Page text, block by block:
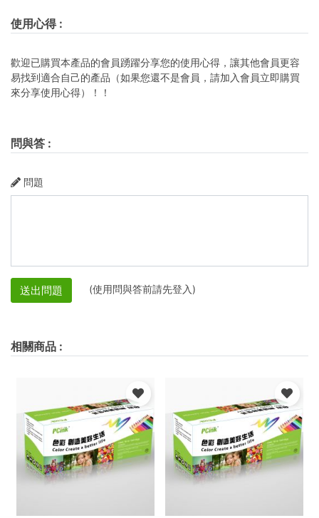
使用心得:
歡迎已購買本產品的會員踴躍分享您的使用心得，讓其他會員更容
易找到適合自己的產品（如果您還不是會員，請加入會員立即購買
來分享使用心得）！！
問與答 :
問題
送出問題 (使用問與答前請先登入)
相關商品 :